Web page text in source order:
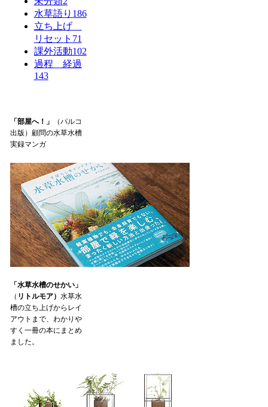
水草語り 186
立ち上げ
リセット 71
課外活動102
過程 経過
143
「部屋へ！」
（パルコ
出版）顧問の水草水槽
実録マンガ
「水草水槽のせかい」
（ リトルモア） 水草水
槽の立ち上げからレイ
アウトまで、わかりや
すく一冊の本にまとめ
ました。